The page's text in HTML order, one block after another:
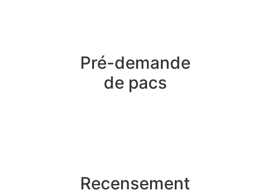
Pré-demande
de pacs
Recensement